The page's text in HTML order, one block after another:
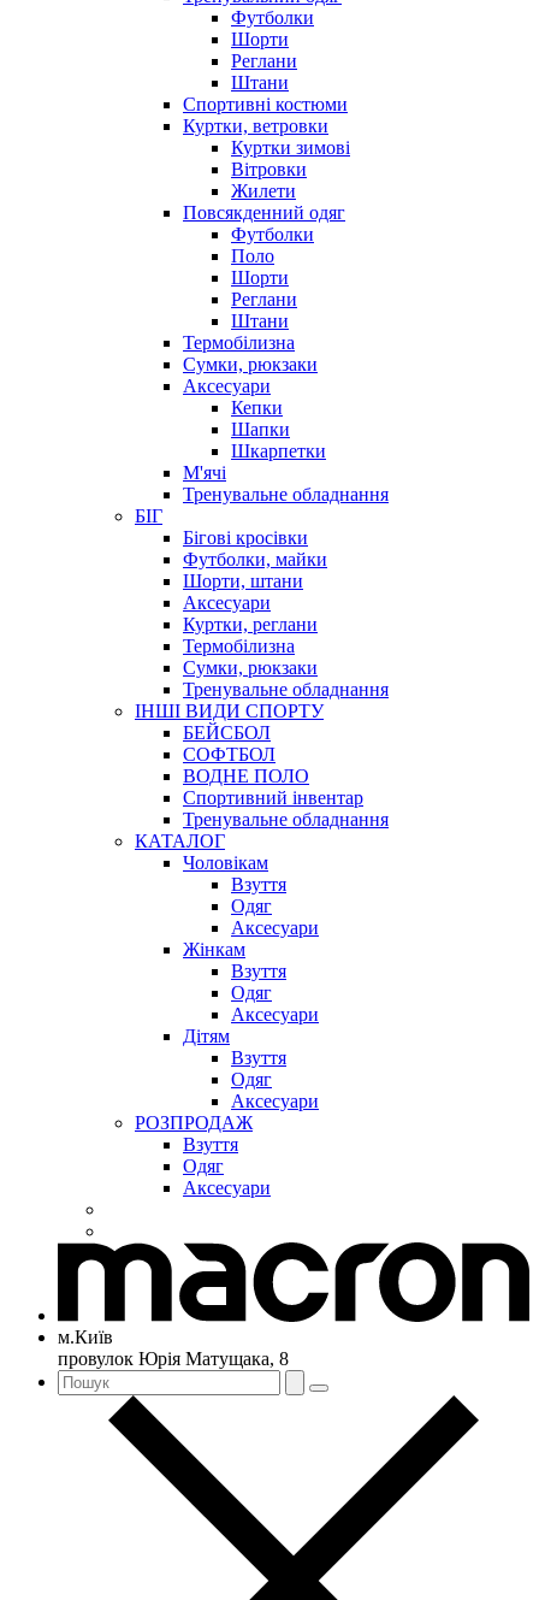
Футболки
Шорти
Реглани
Штани
Спортивні костюми
Куртки, ветровки
Куртки зимові
Вітровки
Жилети
Повсякденний одяг
Футболки
Поло
Шорти
Реглани
Штани
Термобілизна
Сумки, рюкзаки
Аксесуари
Кепки
Шапки
Шкарпетки
М'ячі
Тренувальне обладнання
БІГ
Бігові кросівки
Футболки, майки
Шорти, штани
Аксесуари
Куртки, реглани
Термобілизна
Сумки, рюкзаки
Тренувальне обладнання
ІНШІ ВИДИ СПОРТУ
БЕЙСБОЛ
СОФТБОЛ
ВОДНЕ ПОЛО
Спортивний інвентар
Тренувальне обладнання
КАТАЛОГ
Чоловікам
Взуття
Одяг
Аксесуари
Жінкам
Взуття
Одяг
Аксесуари
Дітям
Взуття
Одяг
Аксесуари
РОЗПРОДАЖ
Взуття
Одяг
Аксесуари
м.Київ
провулок Юрія Матущака, 8